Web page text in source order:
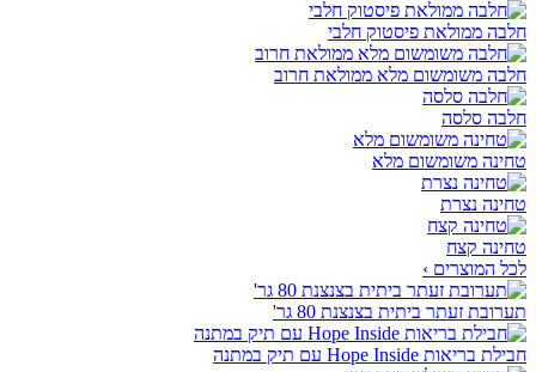
חלבה ממולאת פיסטוק חלבי
חלבה משומשום מלא ממולאת חרוב
חלבה סלסה
טחינה משומשום מלא
טחינה נצרת
טחינה קצח
לכל המוצרים ›
תערובת זעתר ביתית בצנצנת 80 גר'
חבילת בריאות Hope Inside עם תיק במתנה